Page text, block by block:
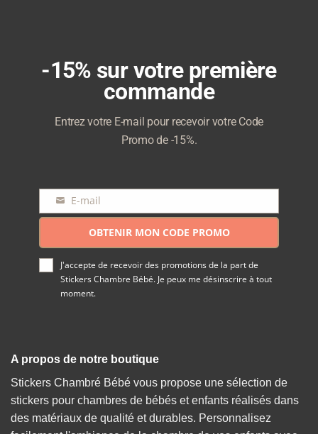
-15% sur votre première
commande
Entrez votre E-mail pour recevoir votre Code
Promo de -15%.
mail
E-mail
OBTENIR MON CODE PROMO
J'accepte de recevoir des promotions de la part de
Stickers Chambre Bébé. Je peux me désinscrire à tout
moment.
A propos de notre boutique
Stickers Chambré Bébé vous propose une sélection de
stickers pour chambres de bébés et enfants réalisés dans
des matériaux de qualité et durables. Personnalisez